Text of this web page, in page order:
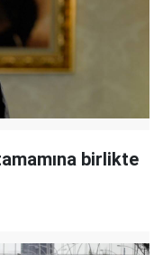
birlikte